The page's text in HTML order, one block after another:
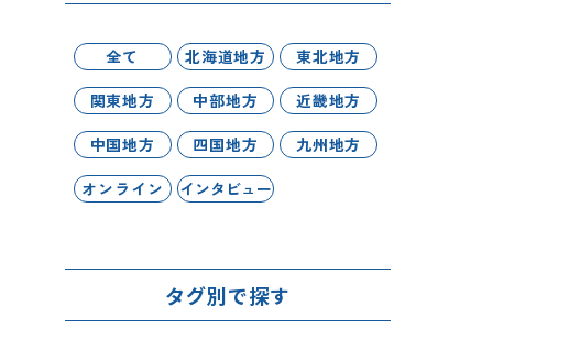
全て 北海道地方
東北地方
関東地方
中部地方
近畿地方
中国地方
四国地方
九州地方
オンライン
インタビュー
タグ別で探す